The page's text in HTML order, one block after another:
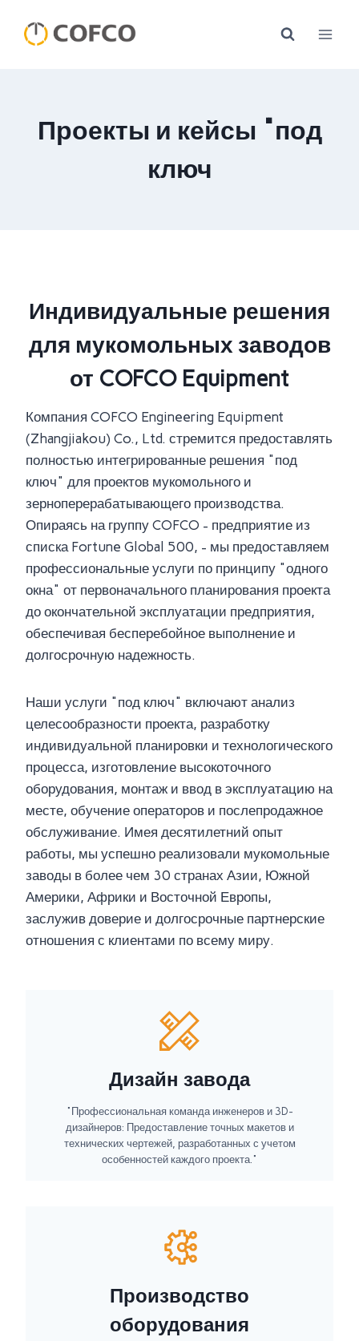
Проекты и кейсы "под
ключ
Индивидуальные решения
для мукомольных заводов
от COFCO Equipment
Компания COFCO Engineering Equipment
(Zhangjiakou) Co., Ltd. стремится предоставлять
полностью интегрированные решения "под
ключ" для проектов мукомольного и
зерноперерабатывающего производства.
Опираясь на группу COFCO - предприятие из
списка Fortune Global 500, - мы предоставляем
профессиональные услуги по принципу "одного
окна" от первоначального планирования проекта
до окончательной эксплуатации предприятия,
обеспечивая бесперебойное выполнение и
долгосрочную надежность.
Наши услуги "под ключ" включают анализ
целесообразности проекта, разработку
индивидуальной планировки и технологического
процесса, изготовление высокоточного
оборудования, монтаж и ввод в эксплуатацию на
месте, обучение операторов и послепродажное
обслуживание. Имея десятилетний опыт
работы, мы успешно реализовали мукомольные
заводы в более чем 30 странах Азии, Южной
Америки, Африки и Восточной Европы,
заслужив доверие и долгосрочные партнерские
отношения с клиентами по всему миру.
Дизайн завода
"Профессиональная команда инженеров и 3D-
дизайнеров: Предоставление точных макетов и
технических чертежей, разработанных с учетом
особенностей каждого проекта."
Производство
оборудования